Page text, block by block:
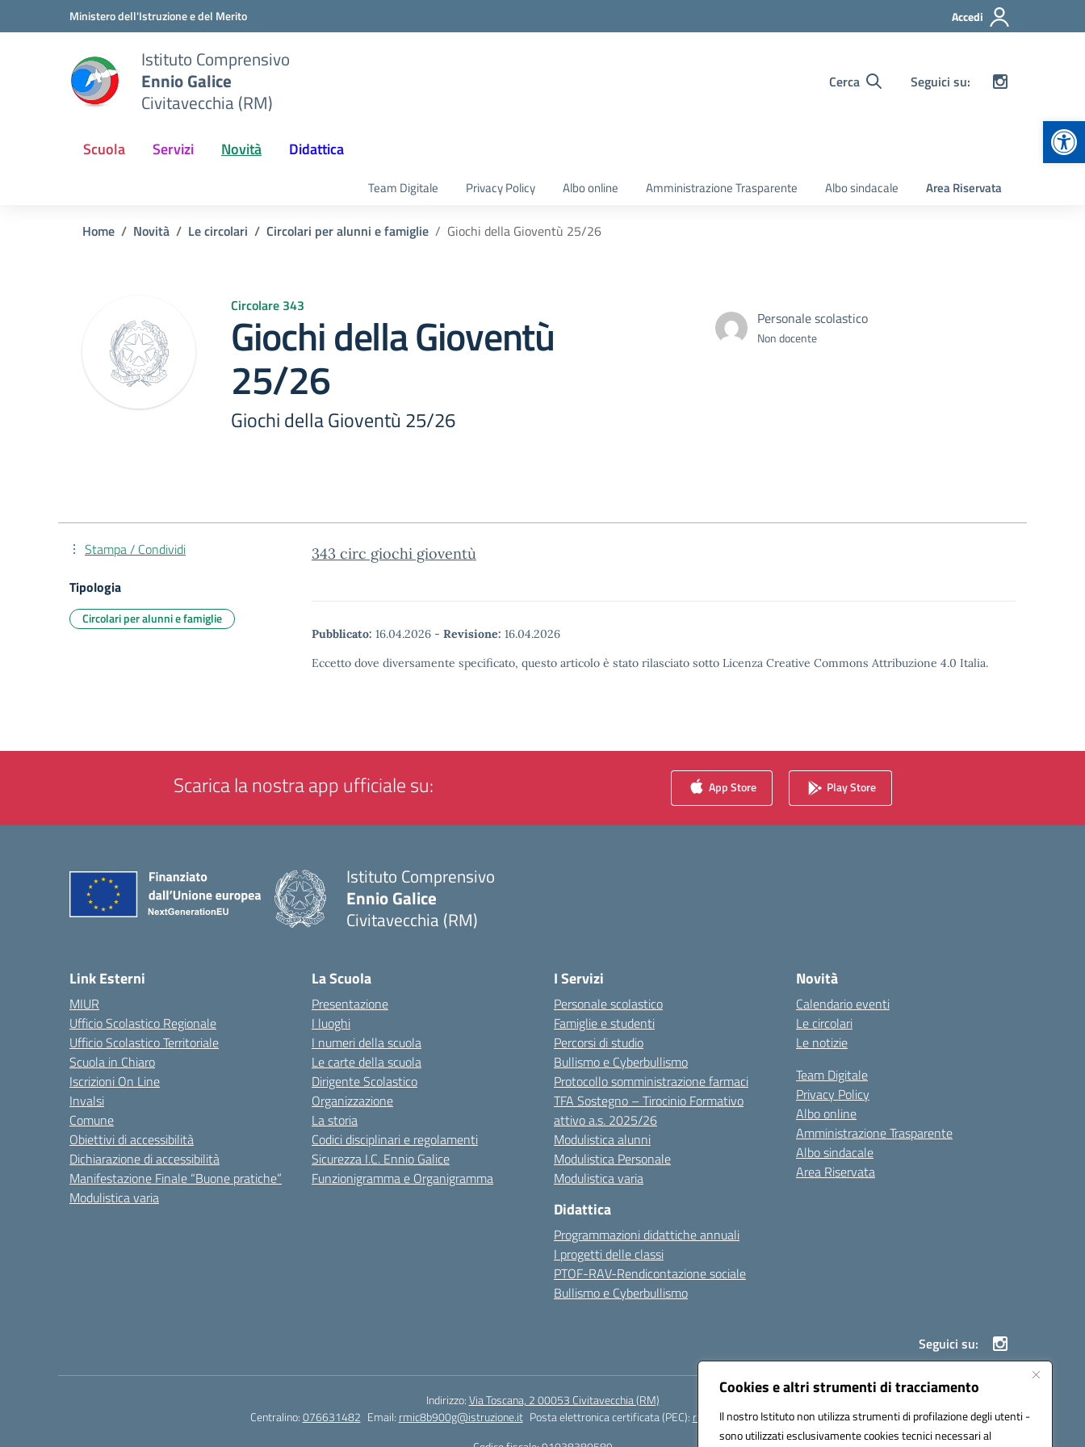
Cookies e altri strumenti di tracciamento
Il nostro Istituto non utilizza strumenti di profilazione degli utenti -
sono utilizzati esclusivamente cookies tecnici necessari al
Vai ai contenuti
Vai al menu di navigazioneMinistero dell'Istruzione e del Merito Accedi
Istituto Comprensivo
Ennio Galice
Civitavecchia (RM)
Cerca Seguici su:
Scuola Servizi Novità Didattica
Team Digitale Privacy Policy Albo online Amministrazione Trasparente Albo sindacale Area Riservata
Home Novità Le circolari Circolari per alunni e famiglie Giochi della Gioventù 25/26
Circolare 343
Giochi della Gioventù
25/26
Giochi della Gioventù 25/26
Personale scolastico
Non docente
343 circ giochi gioventù
Pubblicato: 16.04.2026 - Revisione: 16.04.2026
Eccetto dove diversamente specificato, questo articolo è stato rilasciato sotto Licenza Creative Commons Attribuzione 4.0 Italia.
Stampa / Condividi
Tipologia
Circolari per alunni e famiglie
Scarica la nostra app ufficiale su: App Store Play Store
Istituto Comprensivo
Ennio Galice
Civitavecchia (RM)
Link Esterni
MIUR
Ufficio Scolastico Regionale
Ufficio Scolastico Territoriale
Scuola in Chiaro
Iscrizioni On Line
Invalsi
Comune
Obiettivi di accessibilità
Dichiarazione di accessibilità
Manifestazione Finale “Buone pratiche”
Modulistica varia
La Scuola
Presentazione
I luoghi
I numeri della scuola
Le carte della scuola
Dirigente Scolastico
Organizzazione
La storia
Codici disciplinari e regolamenti
Sicurezza I.C. Ennio Galice
Funzionigramma e Organigramma
I Servizi
Personale scolastico
Famiglie e studenti
Percorsi di studio
Bullismo e Cyberbullismo
Protocollo somministrazione farmaci
TFA Sostegno – Tirocinio Formativo
attivo a.s. 2025/26
Modulistica alunni
Modulistica Personale
Modulistica varia
Didattica
Programmazioni didattiche annuali
I progetti delle classi
PTOF-RAV-Rendicontazione sociale
Bullismo e Cyberbullismo
Novità
Calendario eventi
Le circolari
Le notizie
Team Digitale
Privacy Policy
Albo online
Amministrazione Trasparente
Albo sindacale
Area Riservata
Seguici su:
Indirizzo:Via Toscana, 2 00053 Civitavecchia (RM)
Centralino:076631482 Email: rmic8b900g@istruzione.it Posta elettronica certificata (PEC): rmic8b900g@pec.istruzione.it